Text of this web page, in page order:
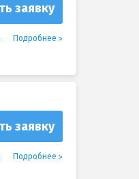
заявку
Подробнее
заявку
Подробнее